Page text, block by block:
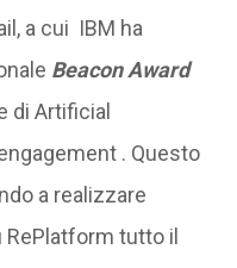
a cui IBM ha
Beacon Award
di Artificial
. Questo
a realizzare
RePlatform tutto il